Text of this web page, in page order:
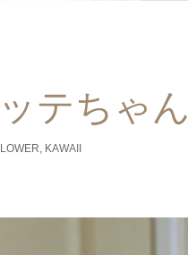
テちゃん
, KAWAII